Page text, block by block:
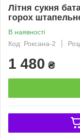
Літня сукня
горох
В наявності
Код: Роксана-2
1 480 ₴